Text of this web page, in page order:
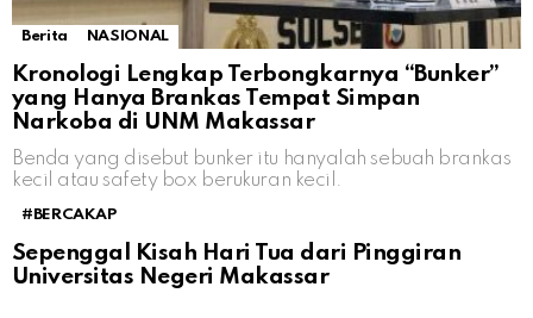
Berita NASIONAL
Kronologi Lengkap Terbongkarnya “Bunker”
yang Hanya Brankas Tempat Simpan
Narkoba di UNM Makassar
Benda yang disebut bunker itu hanyalah sebuah brankas
kecil atau safety box berukuran kecil.
#BERCAKAP
Sepenggal Kisah Hari Tua dari Pinggiran
Universitas Negeri Makassar